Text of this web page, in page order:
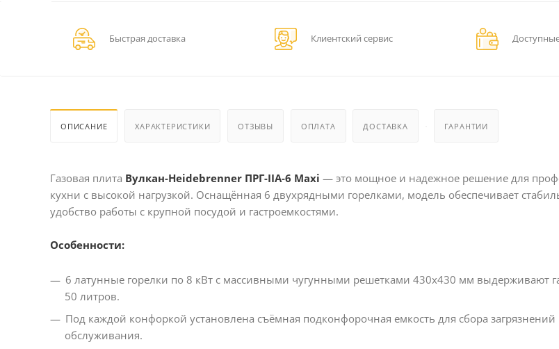
Быстрая доставка Клиентский сервис
ОПИСАНИЕ ХАРАКТЕРИСТИКИ ОТЗЫВЫ ОПЛАТА ДОСТАВКА ГАРАНТИИ
Газовая плита Вулкан-Heidebrenner ПРГ-IIА-6 Maxi — это мощное и надежное решение для
кухни с высокой нагрузкой. Оснащённая 6 двухрядными горелками, модель обеспечивает
удобство работы с крупной посудой и гастроемкостями.
Особенности:
6 латунные горелки по 8 кВт с массивными чугунными решетками 430х430 мм выдерживают
50 литров.
Под каждой конфоркой установлена съёмная подконфорочная емкость для сбора
обслуживания.